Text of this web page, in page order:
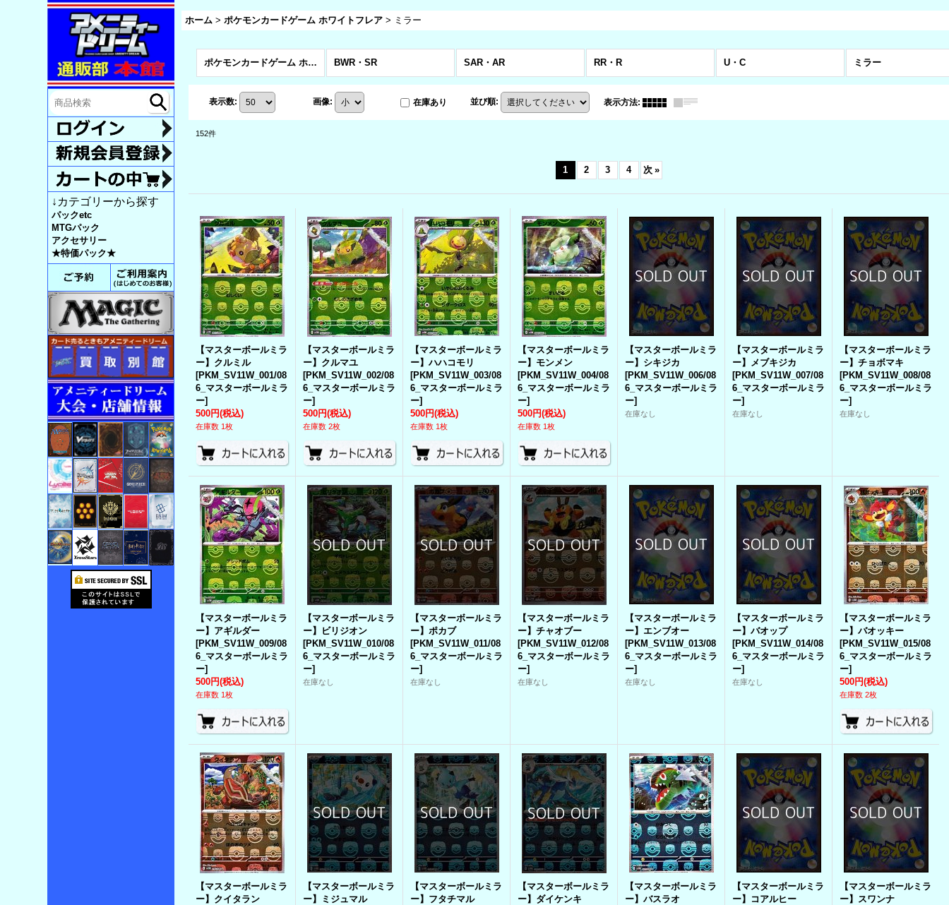
ホーム > ポケモンカードゲーム ホワイトフレア > ミラー
↓カテゴリーから探す
パックetc
MTGパック
アクセサリー
★特価パック★
ポケモンカードゲーム ホワイトフレア (全商品) BWR・SR SAR・AR RR・R U・C ミラー
表示数: 画像: 在庫あり 並び順: 表示方法:
152件
1 2 3 4 次 »
【マスターボールミラ
ー】クルミル
[PKM_SV11W_001/08
6_マスターボールミラ
ー]
500円(税込)
在庫数 1枚
【マスターボールミラ
ー】クルマユ
[PKM_SV11W_002/08
6_マスターボールミラ
ー]
500円(税込)
在庫数 2枚
【マスターボールミラ
ー】ハハコモリ
[PKM_SV11W_003/08
6_マスターボールミラ
ー]
500円(税込)
在庫数 1枚
【マスターボールミラ
ー】モンメン
[PKM_SV11W_004/08
6_マスターボールミラ
ー]
500円(税込)
在庫数 1枚
【マスターボールミラ
ー】シキジカ
[PKM_SV11W_006/08
6_マスターボールミラ
ー]
在庫なし
【マスターボールミラ
ー】メブキジカ
[PKM_SV11W_007/08
6_マスターボールミラ
ー]
在庫なし
【マスターボールミラ
ー】チョボマキ
[PKM_SV11W_008/08
6_マスターボールミラ
ー]
在庫なし
【マスターボールミラ
ー】アギルダー
[PKM_SV11W_009/08
6_マスターボールミラ
ー]
500円(税込)
在庫数 1枚
【マスターボールミラ
ー】ビリジオン
[PKM_SV11W_010/08
6_マスターボールミラ
ー]
在庫なし
【マスターボールミラ
ー】ポカブ
[PKM_SV11W_011/08
6_マスターボールミラ
ー]
在庫なし
【マスターボールミラ
ー】チャオブー
[PKM_SV11W_012/08
6_マスターボールミラ
ー]
在庫なし
【マスターボールミラ
ー】エンブオー
[PKM_SV11W_013/08
6_マスターボールミラ
ー]
在庫なし
【マスターボールミラ
ー】バオップ
[PKM_SV11W_014/08
6_マスターボールミラ
ー]
在庫なし
【マスターボールミラ
ー】バオッキー
[PKM_SV11W_015/08
6_マスターボールミラ
ー]
500円(税込)
在庫数 2枚
【マスターボールミラ
ー】クイタラン
【マスターボールミラ
ー】ミジュマル
【マスターボールミラ
ー】フタチマル
【マスターボールミラ
ー】ダイケンキ
【マスターボールミラ
ー】バスラオ
【マスターボールミラ
ー】コアルヒー
【マスターボールミラ
ー】スワンナ